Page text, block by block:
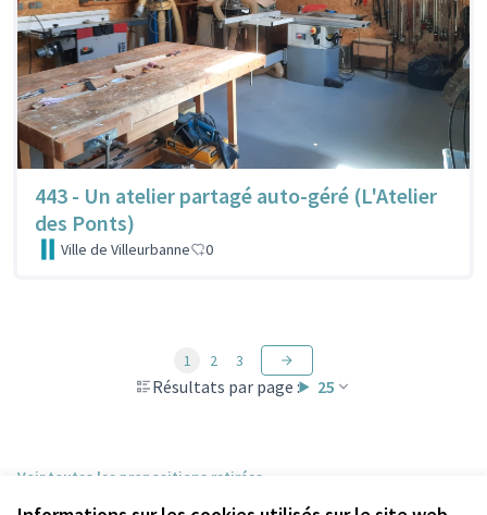
443 - Un atelier partagé auto-géré (L'Atelier
des Ponts)
Ville de Villeurbanne 0
Résultats par page : 25
1 2 3
Voir toutes les propositions retirées